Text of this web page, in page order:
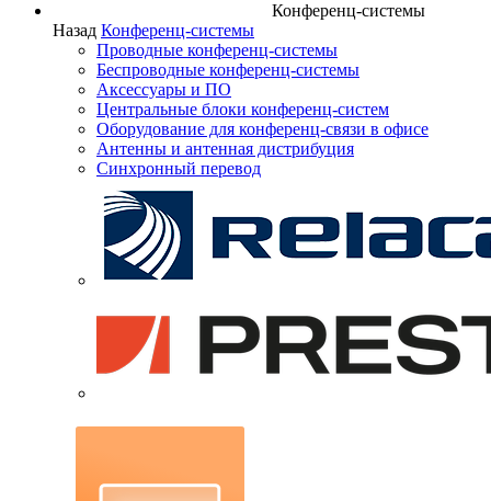
Конференц-системы
Назад Конференц-системы
Проводные конференц-системы
Беспроводные конференц-системы
Аксессуары и ПО
Центральные блоки конференц-систем
Оборудование для конференц-связи в офисе
Антенны и антенная дистрибуция
Синхронный перевод